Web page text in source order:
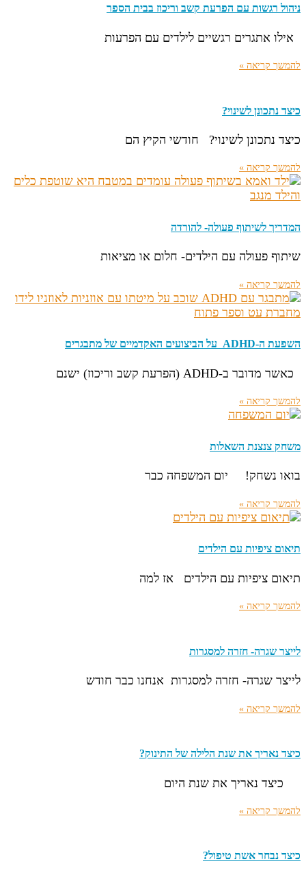
ניהול רגשות עם הפרעת קשב וריכוז בבית הספר
אילו אתגרים רגשיים לילדים עם הפרעות
להמשך קריאה »
כיצד נתכונן לשינוי?
כיצד נתכונן לשינוי? חודשי הקיץ הם
להמשך קריאה »
המדריך לשיתוף פעולה- להורדה
שיתוף פעולה עם הילדים- חלום או מציאות
להמשך קריאה »
השפעת ה-ADHD על הביצועים האקדמיים של מתבגרים
כאשר מדובר ב-ADHD (הפרעת קשב וריכוז) ישנם
להמשך קריאה »
משחק צנצנת השאלות
בואו נשחק! יום המשפחה כבר
להמשך קריאה »
תיאום ציפיות עם הילדים
תיאום ציפיות עם הילדים אז למה
להמשך קריאה »
לייצר שגרה- חזרה למסגרות
לייצר שגרה- חזרה למסגרות אנחנו כבר חודש
להמשך קריאה »
כיצד נאריך את שנת הלילה של התינוק?
כיצד נאריך את שנת היום
להמשך קריאה »
כיצד נבחר אשת טיפול?